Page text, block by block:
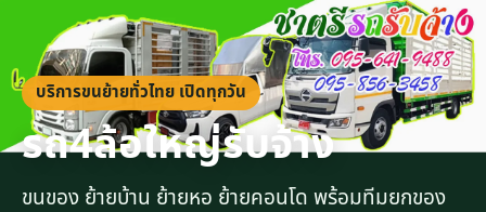
บริการขนย้ายทั่วไทย เปิดทุกวัน
รถ4ล้อใหญ่รับจ้าง
ขนของ ย้ายบ้าน ย้ายหอ ย้ายคอนโด พร้อมทีมยกของ